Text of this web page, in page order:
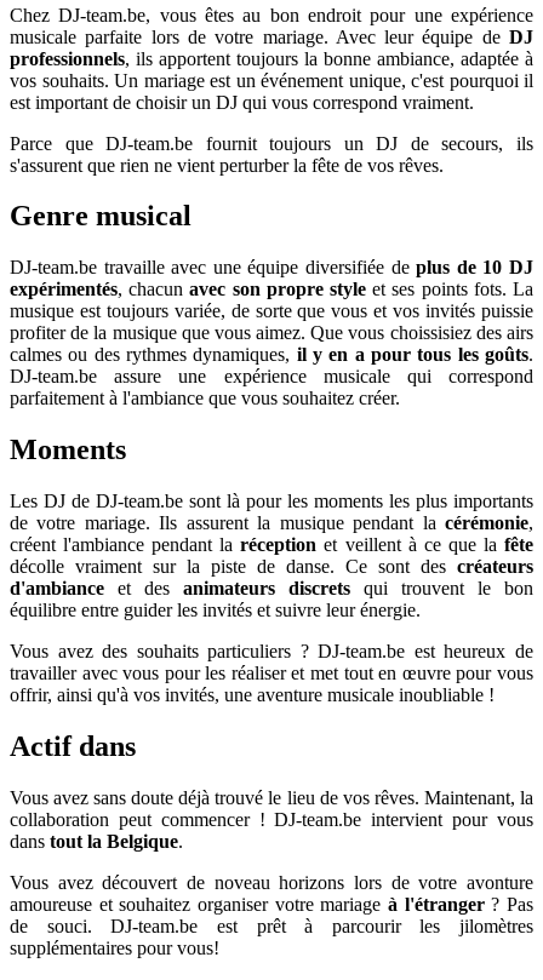
Chez DJ-team.be, vous êtes au bon endroit pour une expérience
musicale parfaite lors de votre mariage. Avec leur équipe de DJ
professionnels, ils apportent toujours la bonne ambiance, adaptée à
vos souhaits. Un mariage est un événement unique, c'est pourquoi il
est important de choisir un DJ qui vous correspond vraiment.
Parce que DJ-team.be fournit toujours un DJ de secours, ils
s'assurent que rien ne vient perturber la fête de vos rêves.
Genre musical
DJ-team.be travaille avec une équipe diversifiée deplus de 10 DJ
expérimentés, chacunavec son propre style et ses points fots. La
musique est toujours variée, de sorte que vous et vos invités puissie
profiter de la musique que vous aimez. Que vous choissisiez des airs
calmes ou des rythmes dynamiques, il y en a pour tous les goûts.
DJ-team.be assure une expérience musicale qui correspond
parfaitement à l'ambiance que vous souhaitez créer.
Moments
Les DJ de DJ-team.be sont là pour les moments les plus importants
de votre mariage. Ils assurent la musique pendant la cérémonie,
créent l'ambiance pendant laréceptionet veillent à ce que lafête
décolle vraiment sur la piste de danse. Ce sont des créateurs
d'ambiance et des animateurs discrets qui trouvent le bon
équilibre entre guider les invités et suivre leur énergie.
Vous avez des souhaits particuliers ? DJ-team.be est heureux de
travailler avec vous pour les réaliser et met tout en œuvre pour vous
offrir, ainsi qu'à vos invités, une aventure musicale inoubliable !
Actif dans
Vous avez sans doute déjà trouvé le lieu de vos rêves. Maintenant, la
collaboration peut commencer ! DJ-team.be intervient pour vous
dans tout la Belgique.
Vous avez découvert de noveau horizons lors de votre avonture
amoureuse et souhaitez organiser votre mariage à l'étranger? Pas
de souci. DJ-team.be est prêt à parcourir les jilomètres
supplémentaires pour vous!